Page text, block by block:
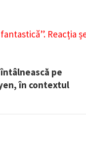
pe
în contextul